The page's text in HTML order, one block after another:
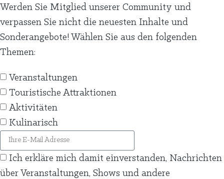
Werden Sie Mitglied unserer Community und
verpassen Sie nicht die neuesten Inhalte und
Sonderangebote! Wählen Sie aus den folgenden
Themen:
Veranstaltungen
Touristische Attraktionen
Aktivitäten
Kulinarisch
Ich erkläre mich damit einverstanden, Nachrichten
über Veranstaltungen, Shows und andere